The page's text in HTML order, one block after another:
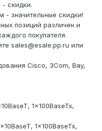
- скидки.
- значительные скидки!
позиций различен и
покупателя.
sales@esale.pp.ru или
Cisco, 3Com, Bay,
1x100BaseTx,
1x100BaseTx,